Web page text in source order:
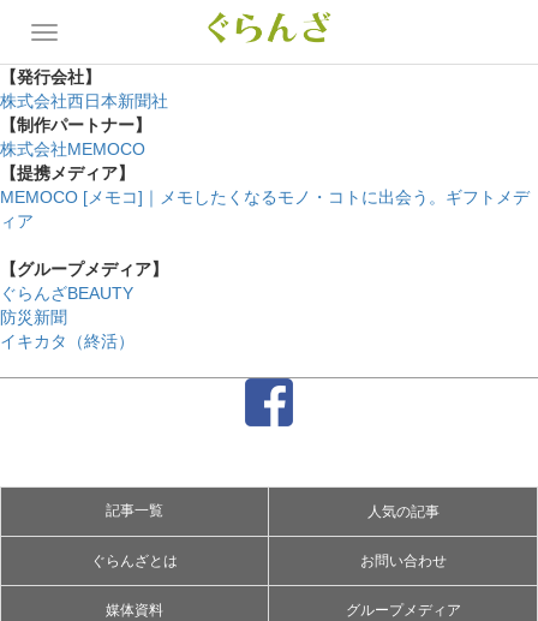
【発行会社】
株式会社西日本新聞社
【制作パートナー】
株式会社MEMOCO
【提携メディア】
MEMOCO [メモコ]｜メモしたくなるモノ・コトに出会う。ギフトメデ
ィア
【グループメディア】
ぐらんざBEAUTY
防災新聞
イキカタ（終活）
記事一覧 人気の記事
ぐらんざとは お問い合わせ
媒体資料 グループメディア